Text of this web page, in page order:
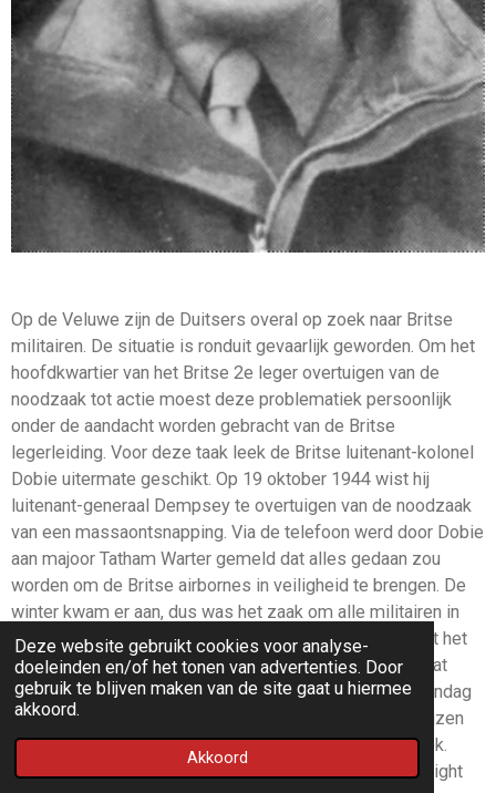
Deze website gebruikt cookies voor analyse-
doeleinden en/of het tonen van advertenties. Door
gebruik te blijven maken van de site gaat u hiermee
akkoord.
Akkoord
Op de Veluwe zijn de Duitsers overal op zoek naar Britse
militairen. De situatie is ronduit gevaarlijk geworden. Om het
hoofdkwartier van het Britse 2e leger overtuigen van de
noodzaak tot actie moest deze problematiek persoonlijk
onder de aandacht worden gebracht van de Britse
legerleiding. Voor deze taak leek de Britse luitenant-kolonel
Dobie uitermate geschikt. Op 19 oktober 1944 wist hij
luitenant-generaal Dempsey te overtuigen van de noodzaak
van een massaontsnapping. Via de telefoon werd door Dobie
aan majoor Tatham Warter gemeld dat alles gedaan zou
worden om de Britse airbornes in veiligheid te brengen. De
winter kwam er aan, dus was het zaak om alle militairen in
één grote groep over de Rijn te brengen. In overleg met het
geallieerde hoofdkwartier in Nijmegen wed besloten dat
deze actie zou worden uitgevoerd in de nacht van maandag
23 op dinsdag 24 oktober. Een verkenning moest uitwijzen
welk punt het meest geschikt was voor deze oversteek.
Deze verkenning werd uitgevoerd door captain Wainwright